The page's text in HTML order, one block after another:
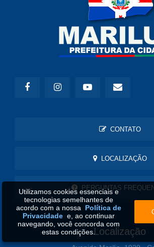
CONTATO
LOCALIZAÇÃO
PERGUNTAS
Localização
Utilizamos cookies essenciais e
tecnologias semelhantes de
acordo com a nossa Política de
Privacidadee, ao continuar
navegando, você concorda com
estas condições.